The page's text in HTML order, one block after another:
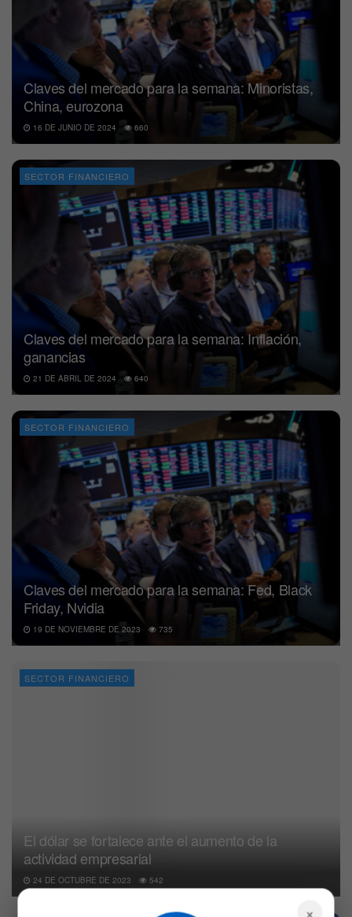
Claves del mercado para la semana: Minoristas,
China, eurozona
16 DE JUNIO DE 2024 660
SECTOR FINANCIERO
Claves del mercado para la semana: Inflación,
ganancias
21 DE ABRIL DE 2024 640
SECTOR FINANCIERO
Claves del mercado para la semana: Fed, Black
Friday, Nvidia
19 DE NOVIEMBRE DE 2023 735
SECTOR FINANCIERO
El dólar se fortalece ante el aumento de la
actividad empresarial
24 DE OCTUBRE DE 2023 542
×